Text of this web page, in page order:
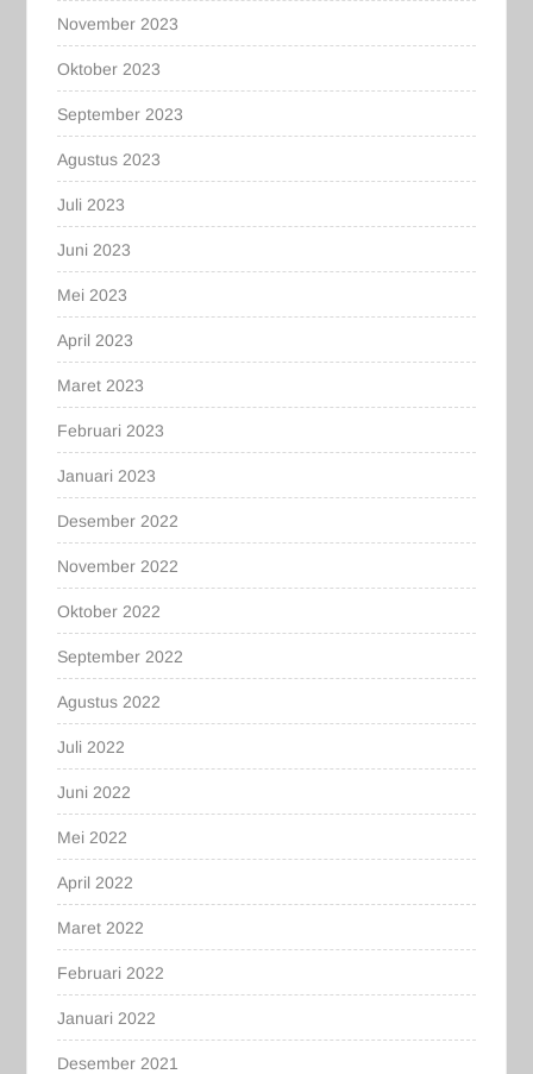
November 2023
Oktober 2023
September 2023
Agustus 2023
Juli 2023
Juni 2023
Mei 2023
April 2023
Maret 2023
Februari 2023
Januari 2023
Desember 2022
November 2022
Oktober 2022
September 2022
Agustus 2022
Juli 2022
Juni 2022
Mei 2022
April 2022
Maret 2022
Februari 2022
Januari 2022
Desember 2021